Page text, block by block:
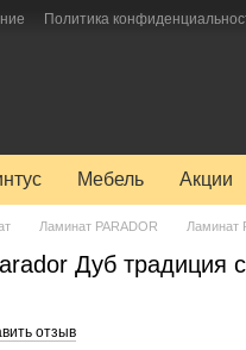
Политика
Мебель Акции
Ламинат PARADOR Ламинат
Дуб традиция
отзыв